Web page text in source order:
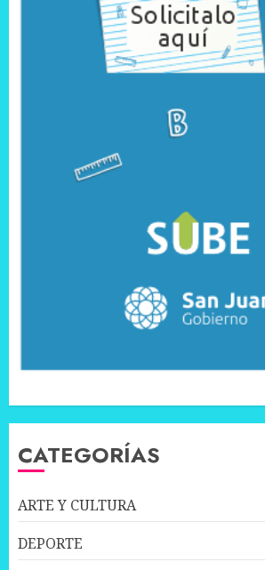
CATEGORÍAS
ARTE Y CULTURA
DEPORTE